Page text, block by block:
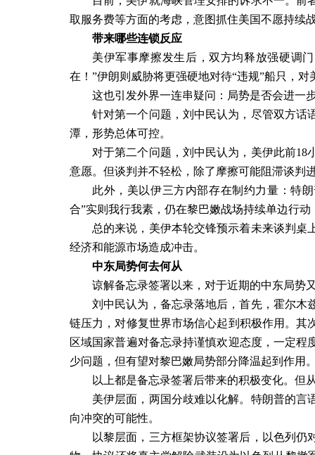
取服务费等方面的考虑，意图抓住美国不愿持续
带来哪些连锁反应
美伊军事摩擦发生后，双方均释放强硬调
在！”伊朗则威胁将更强硬地对待“违规”船只，对
这也引发外界一连串疑问：局势是否会进一
针对第一个问题，刘中民认为，尽管双方话
潭，形势总体可控。
对于第二个问题，刘中民认为，美伊此前18
意愿。但谈判并不轻松，除了摩擦可能阻滞谈判
此外，美以伊三方内部存在制约力量：特
合”实则我行我素，仍在黎巴嫩战场持续单边行
总的来说，美伊本轮交锋预示着未来谈判桌
经济和能源市场造成冲击。
中东局势何去何从
谅解备忘录签署以来，对于近期的中东局势
刘中民认为，备忘录落地后，首先，霍尔木
链压力，对修复世界市场信心起到积极作用。
区域国家普遍对备忘录持谨慎欢迎态度，一定
少问题，但有望对黎巴嫩局势部分降温起到作用
以上都是备忘录签署后带来的积极变化。但
美伊层面，两国分歧难以化解。特朗普的言
向冲突的可能性。
以黎层面，三方框架协议签署后，以色列